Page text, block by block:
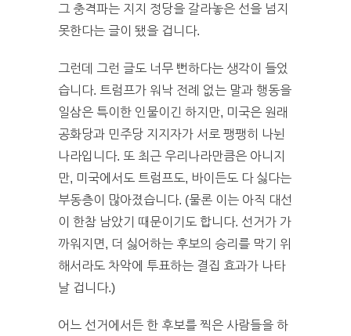
그 충격파는 지지 정당을 갈라놓은 선을 넘지
못한다는 글이 됐을 겁니다.
그런데 그런 글도 너무 뻔하다는 생각이 들었
습니다. 트럼프가 워낙 전례 없는 말과 행동을
일삼은 특이한 인물이긴 하지만, 미국은 원래
공화당과 민주당 지지자가 서로 팽팽히 나뉜
나라입니다. 또 최근 우리나라만큼은 아니지
만, 미국에서도 트럼프도, 바이든도 다 싫다는
부동층이 많아졌습니다. (물론 이는 아직 대선
이 한참 남았기 때문이기도 합니다. 선거가 가
까워지면, 더 싫어하는 후보의 승리를 막기 위
해서라도 차악에 투표하는 결집 효과가 나타
날 겁니다.)
어느 선거에서든 한 후보를 찍은 사람들을 하